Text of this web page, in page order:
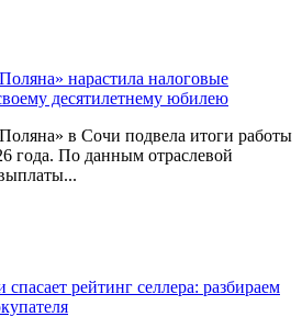
нарастила налоговые
десятилетнему юбилею
в Сочи подвела итоги работы
года. По данным отраслевой
рейтинг селлера: разбираем